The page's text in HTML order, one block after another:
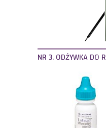
NR 3. ODŻYWKA DO